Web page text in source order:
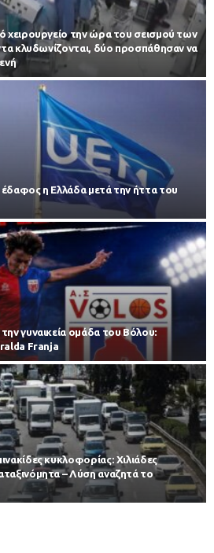
χειρουργείο την ώρα του σεισμού των
κλυδωνίζονται, δύο προσπάθησαν να
η Ελλάδα μετά την ήττα του
γυναικεία ομάδα του Βόλου:
Franja
κυκλοφορίας: Χιλιάδες
– Λύση αναζητά το